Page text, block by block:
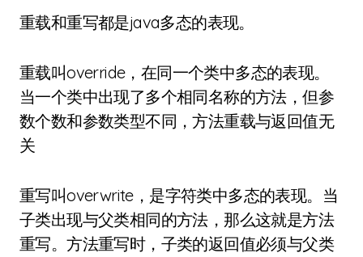
重载和重写都是java多态的表现。
重载叫override，在同一个类中多态的表现。
当一个类中出现了多个相同名称的方法，但参
数个数和参数类型不同，方法重载与返回值无
关
重写叫overwrite，是字符类中多态的表现。当
子类出现与父类相同的方法，那么这就是方法
重写。方法重写时，子类的返回值必须与父类